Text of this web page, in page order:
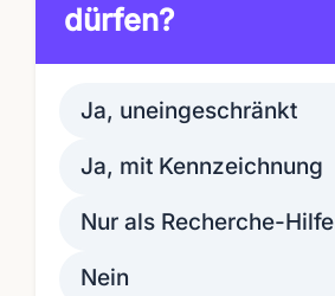
dürfen?
Ja, uneingeschränkt
Ja, mit Kennzeichnung
Nur als Recherche-Hilfe
Nein